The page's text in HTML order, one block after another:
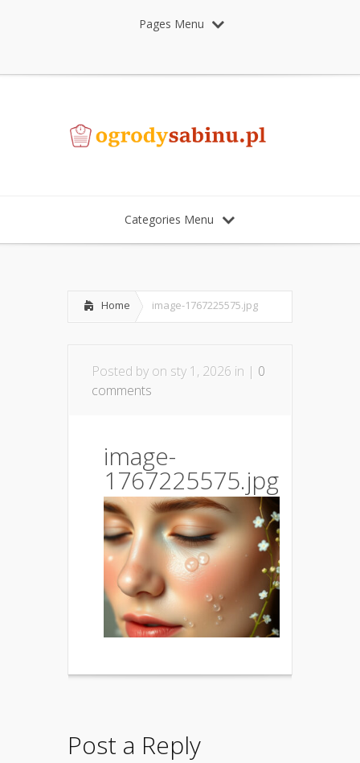
Pages Menu
Categories Menu
Home image-1767225575.jpg
Posted by on sty 1, 2026 in | 0
comments
image-
1767225575.jpg
Post a Reply